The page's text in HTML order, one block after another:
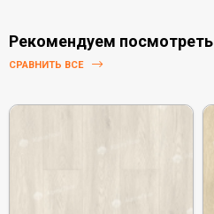
Рекомендуем посмотреть
СРАВНИТЬ ВСЕ